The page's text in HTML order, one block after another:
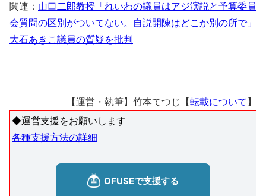
関連： 山口二郎教授「れいわの議員はアジ演説と予算委員
会質問の区別がついてない。自説開陳はどこか別の所で」
大石あきこ議員の質疑を批判
【運営・執筆】竹本てつじ【転載について 】
◆運営支援をお願いします
各種支援方法の詳細